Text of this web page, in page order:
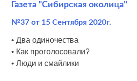
Газета "Сибирская околица"
№37 от 15 Сентября 2020г.
• Два одиночества
• Как проголосовали?
• Люди и смайлики